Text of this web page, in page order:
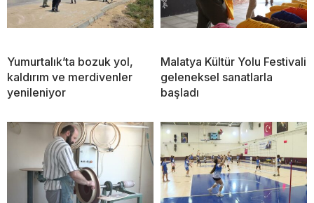
Yumurtalık’ta bozuk yol,
kaldırım ve merdivenler
yenileniyor
Malatya Kültür Yolu Festivali
geleneksel sanatlarla
başladı